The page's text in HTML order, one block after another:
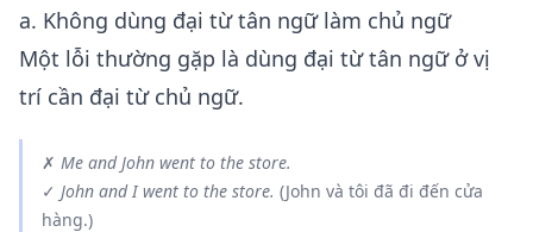
a. Không dùng đại từ tân ngữ làm chủ ngữ
Một lỗi thường gặp là dùng đại từ tân ngữ ở vị
trí cần đại từ chủ ngữ.
✗ Me and John went to the store.
✓ John andIwent to the store. (John và tôi đã đi đến cửa
hàng.)